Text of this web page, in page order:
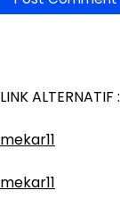
LINK ALTERNATIF :
mekar11
mekar11